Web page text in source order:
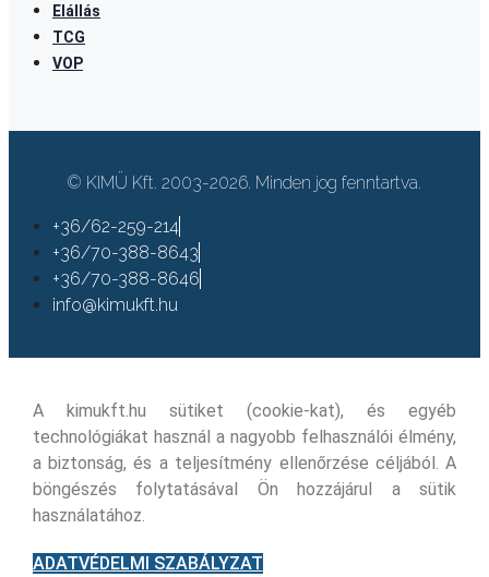
Elállás
TCG
VOP
© KIMÜ Kft. 2003-2026. Minden jog fenntartva.
+36/62-259-214
+36/70-388-8643
+36/70-388-8646
info@kimukft.hu
A kimukft.hu sütiket (cookie-kat), és egyéb
technológiákat használ a nagyobb felhasználói élmény,
a biztonság, és a teljesítmény ellenőrzése céljából. A
böngészés folytatásával Ön hozzájárul a sütik
használatához.
ADATVÉDELMI SZABÁLYZAT